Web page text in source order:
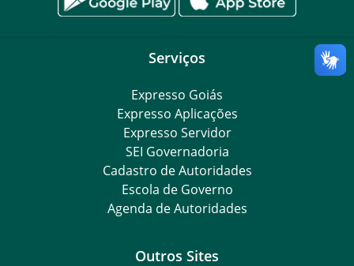
Serviços
Expresso Goiás
Expresso Aplicações
Expresso Servidor
SEI Governadoria
Cadastro de Autoridades
Escola de Governo
Agenda de Autoridades
Outros Sites